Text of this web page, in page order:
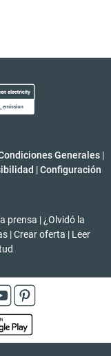
Generales |
| Configuración
prensa | ¿Olvidó la
| Crear oferta | Leer